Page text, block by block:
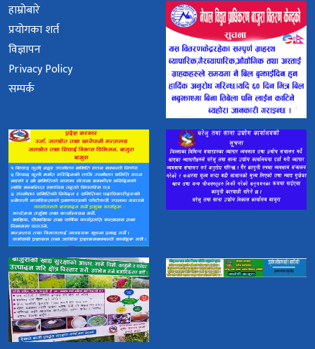
हाम्रोबारे
प्रयोगका शर्त
विज्ञापन
Privacy Policy
सम्पर्क